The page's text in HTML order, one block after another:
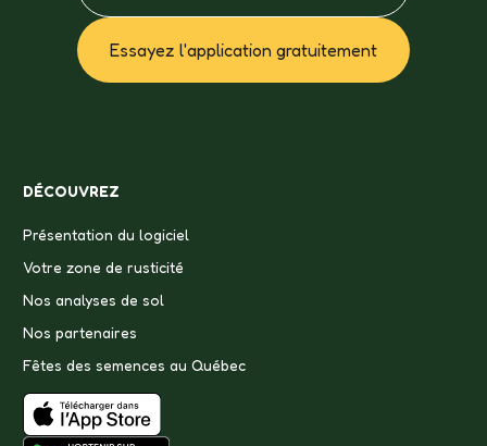
Essayez l'application gratuitement
DÉCOUVREZ
Présentation du logiciel
Votre zone de rusticité
Nos analyses de sol
Nos partenaires
Fêtes des semences au Québec